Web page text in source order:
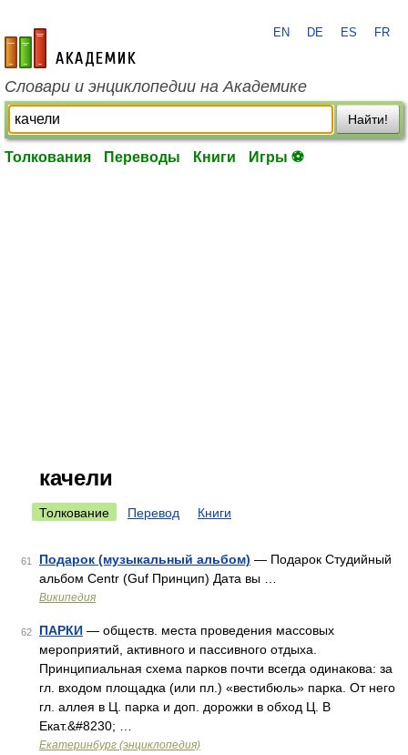
academic.ru
EN DE ES FR
Словари и энциклопедии на Академике
Найти!
Толкования Переводы Книги Игры ⚽
качели
Толкование Перевод Книги
61 Подарок (музыкальный альбом) — Подарок Студийный
альбом Centr (Guf Принцип) Дата вы …
Википедия
62 ПАРКИ — обществ. места проведения массовых
мероприятий, активного и пассивного отдыха.
Принципиальная схема парков почти всегда одинакова: за
гл. входом площадка (или пл.) «вестибюль» парка. От него
гл. аллея в Ц. парка и доп. дорожки в обход Ц. В
Екат.&#8230; …
Екатеринбург (энциклопедия)